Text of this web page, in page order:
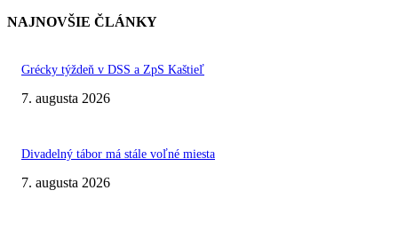
NAJNOVŠIE ČLÁNKY
Grécky týždeň v DSS a ZpS Kaštieľ
7. augusta 2026
Divadelný tábor má stále voľné miesta
7. augusta 2026